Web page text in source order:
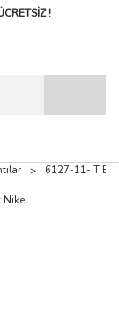
!
6127-11- T